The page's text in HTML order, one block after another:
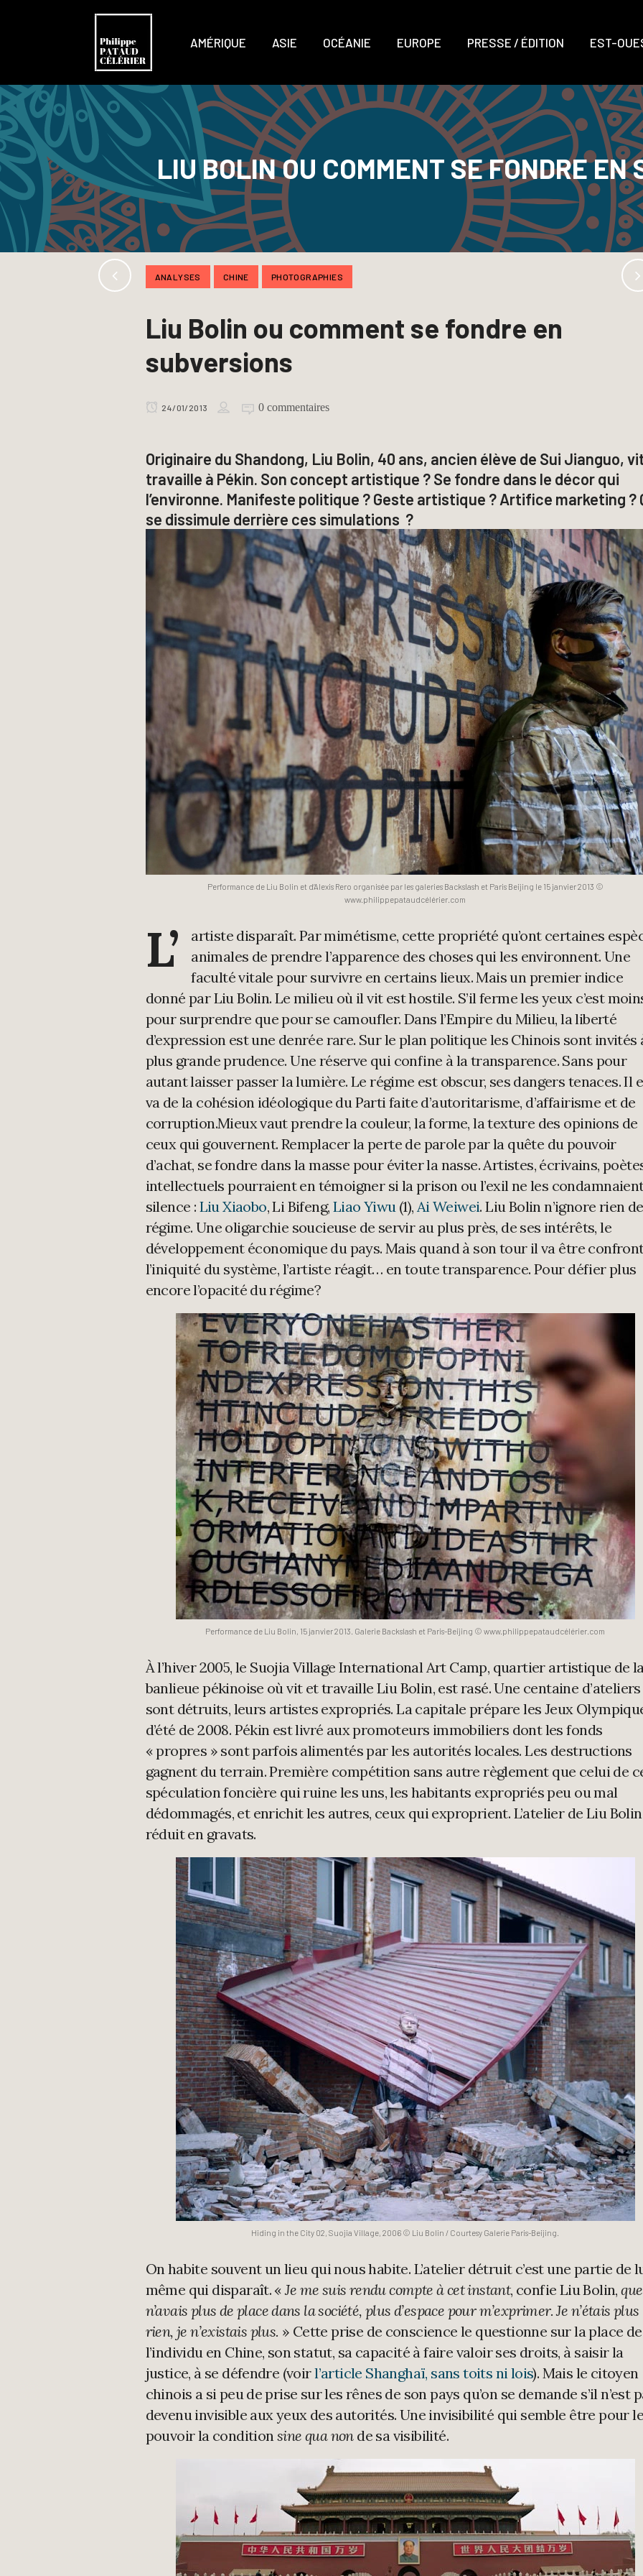
AMÉRIQUE ASIE OCÉANIE EUROPE PRESSE / ÉDITION EST-
LIU BOLIN OU COMMENT SE FONDRE EN
ANALYSES CHINE PHOTOGRAPHIES
Liu Bolin ou comment se fondre en
subversions
24/01/2013 0 commentaires
Originaire du Shandong, Liu Bolin, 40 ans, ancien élève de Sui Jianguo,
travaille à Pékin. Son concept artistique ? Se fondre dans le décor qui
l’environne. Manifeste politique ? Geste artistique ? Artifice marketing ?
se dissimule derrière ces simulations ?
Performance de Liu Bolin et d’Alexis Rero organisée par les galeries Backslash et Paris Beijing le 15 janvier 2013 ©
www.philippepataudcélérier.com
L’
artiste disparaît. Par mimétisme, cette propriété qu’ont certaines
animales de prendre l’apparence des choses qui les environnent. Une
faculté vitale pour survivre en certains lieux. Mais un premier indice
donné par Liu Bolin. Le milieu où il vit est hostile. S’il ferme les yeux c’est
pour surprendre que pour se camoufler. Dans l’Empire du Milieu, la liberté
d’expression est une denrée rare. Sur le plan politique les Chinois sont invités
plus grande prudence. Une réserve qui confine à la transparence. Sans pour
autant laisser passer la lumière. Le régime est obscur, ses dangers tenaces. Il
va de la cohésion idéologique du Parti faite d’autoritarisme, d’affairisme et de
corruption.Mieux vaut prendre la couleur, la forme, la texture des opinions de
ceux qui gouvernent. Remplacer la perte de parole par la quête du pouvoir
d’achat, se fondre dans la masse pour éviter la nasse. Artistes, écrivains,
intellectuels pourraient en témoigner si la prison ou l’exil ne les
silence : Liu Xiaobo, Li Bifeng, Liao Yiwu(1), Ai Weiwei. Liu Bolin n’ignore rien
régime. Une oligarchie soucieuse de servir au plus près, de ses intérêts, le
développement économique du pays. Mais quand à son tour il va être
l’iniquité du système, l’artiste réagit… en toute transparence. Pour défier plus
encore l’opacité du régime?
Performance de Liu Bolin, 15 janvier 2013. Galerie Backslash et Paris-Beijing © www.philippepataudcélérier.com
À l’hiver 2005, le Suojia Village International Art Camp, quartier artistique de
banlieue pékinoise où vit et travaille Liu Bolin, est rasé. Une centaine d’ateliers
sont détruits, leurs artistes expropriés. La capitale prépare les Jeux
d’été de 2008. Pékin est livré aux promoteurs immobiliers dont les fonds
« propres » sont parfois alimentés par les autorités locales. Les destructions
gagnent du terrain. Première compétition sans autre règlement que celui de
spéculation foncière qui ruine les uns, les habitants expropriés peu ou mal
dédommagés, et enrichit les autres, ceux qui exproprient. L’atelier de Liu
réduit en gravats.
Hiding in the City 02, Suojia Village, 2006 © Liu Bolin / Courtesy Galerie Paris-Beijing.
On habite souvent un lieu qui nous habite. L’atelier détruit c’est une partie de
même qui disparaît. «Je me suis rendu compte à cet instant, confie Liu Bolin,
n’avais plus de place dans la société, plus d’espace pour m’exprimer. Je n’étais plus
rien, je n’existais plus. » Cette prise de conscience le questionne sur la place de
l’individu en Chine, son statut, sa capacité à faire valoir ses droits, à saisir la
justice, à se défendre (voirl’article Shanghaï, sans toits ni lois). Mais le citoyen
chinois a si peu de prise sur les rênes de son pays qu’on se demande s’il n’est
devenu invisible aux yeux des autorités. Une invisibilité qui semble être pour le
pouvoir la conditionsine qua nonde sa visibilité.